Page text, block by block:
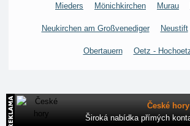
Mieders Mönichkirchen Murau
Neukirchen am Großvenediger Neustift
Obertauern Oetz -
České hory
Široká nabídka přímých